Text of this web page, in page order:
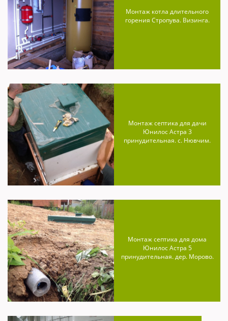
Монтаж котла длительного
горения Стропува. Визинга.
Монтаж септика для дачи
Юнилос Астра 3
принудительная. с. Нювчим.
Монтаж септика для дома
Юнилос Астра 5
принудительная. дер. Морово.